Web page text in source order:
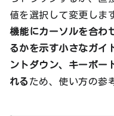
値を選択して変更しま
機能にカーソルを合わ
るかを示す小さなガイ
ントダウン、キーボー
れる ため、使い方の参